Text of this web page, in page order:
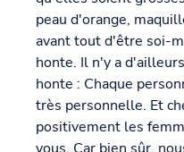
peau d'orange,
avant tout d'être soi-
honte. Il n'y a
honte : Chaque
très personnelle. Et
positivement les